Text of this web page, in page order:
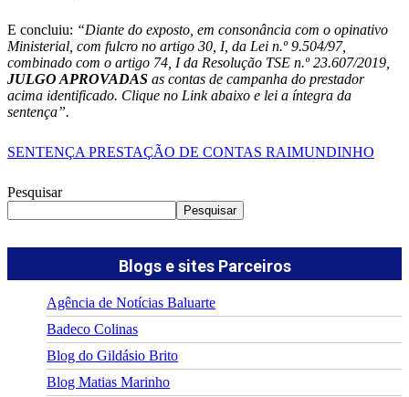
E concluiu: “Diante do exposto, em consonância com o opinativo
Ministerial, com fulcro no artigo 30, I, da Lei n.º 9.504/97,
combinado com o artigo 74, I da Resolução TSE n.º 23.607/2019,
JULGO APROVADAS as contas de campanha do prestador
acima identificado. Clique no Link abaixo e lei a íntegra da
sentença”.
SENTENÇA PRESTAÇÃO DE CONTAS RAIMUNDINHO
Pesquisar
Pesquisar
Blogs e sites Parceiros
Agência de Notícias Baluarte
Badeco Colinas
Blog do Gildásio Brito
Blog Matias Marinho